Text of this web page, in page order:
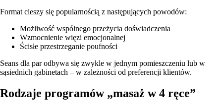
Format cieszy się popularnością z następujących powodów:
Możliwość wspólnego przeżycia doświadczenia
Wzmocnienie więzi emocjonalnej
Ścisłe przestrzeganie poufności
Seans dla par odbywa się zwykle w jednym pomieszczeniu lub w
sąsiednich gabinetach – w zależności od preferencji klientów.
Rodzaje programów „masaż w 4 ręce”